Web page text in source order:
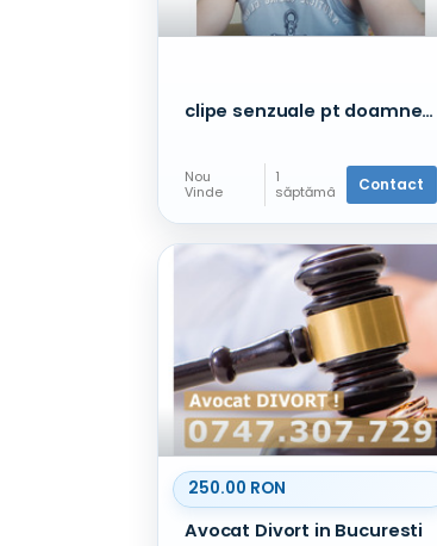
clipe senzuale pt doamne Constanța
Nou
Vinde
1
săptămâ
urmă
Contact
250.00 RON
Avocat Divort in Bucuresti